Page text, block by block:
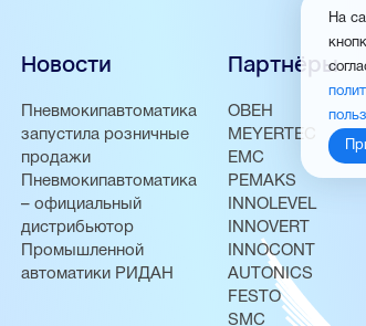
Новости
Пневмокипавтоматика
запустила розничные
продажи
Пневмокипавтоматика
– официальный
дистрибьютор
Промышленной
автоматики РИДАН
Партнёры
ОВЕН
MEYERTEC
EMC
PEMAKS
INNOLEVEL
INNOVERT
INNOCONT
AUTONICS
FESTO
SMC
На